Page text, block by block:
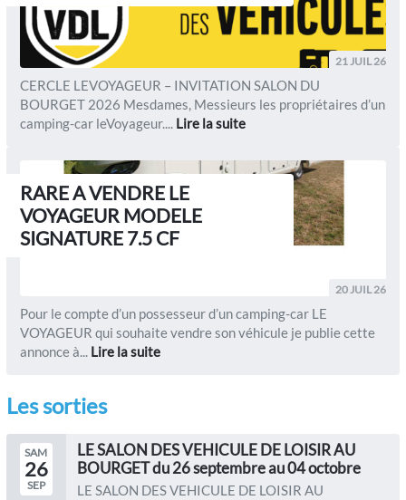
21 JUIL 26
CERCLE LEVOYAGEUR – INVITATION SALON DU
BOURGET 2026 Mesdames, Messieurs les propriétaires d’un
camping-car leVoyageur.... Lire la suite
RARE A VENDRE LE
VOYAGEUR MODELE
SIGNATURE 7.5 CF
20 JUIL 26
Pour le compte d’un possesseur d’un camping-car LE
VOYAGEUR qui souhaite vendre son véhicule je publie cette
annonce à... Lire la suite
Les sorties
SAM
26
SEP
LE SALON DES VEHICULE DE LOISIR AU
BOURGET du 26 septembre au 04 octobre
LE SALON DES VEHICULE DE LOISIR AU